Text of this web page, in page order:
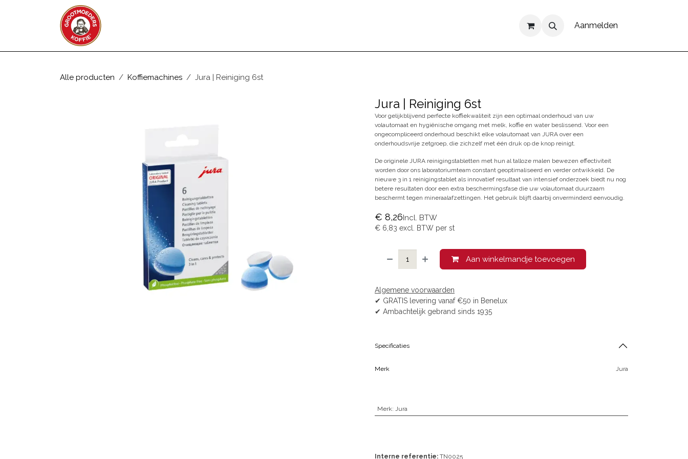
Overslaan naar inhoud
Aanmelden
Alle producten Koffiemachines Jura | Reiniging 6st
Jura | Reiniging 6st
Voor gelijkblijvend perfecte koffiekwaliteit zijn een optimaal onderhoud van uw
volautomaat en hygiënische omgang met melk, koffie en water beslissend. Voor een
ongecompliceerd onderhoud beschikt elke volautomaat van JURA over een
onderhoudsvrije zetgroep, die zichzelf met één druk op de knop reinigt.
De originele JURA reinigingstabletten met hun al talloze malen bewezen effectiviteit
worden door ons laboratoriumteam constant geoptimaliseerd en verder ontwikkeld. De
nieuwe 3 in 1 reinigingstablet als innovatief resultaat van intensief onderzoek biedt nu nog
betere resultaten door een extra beschermingsfase die uw volautomaat duurzaam
beschermt tegen mineraalafzettingen. Het gebruik blijft daarbij onverminderd eenvoudig.
€ 8,26Incl. BTW
€ 6,83 excl. BTW per st
Aan winkelmandje toevoegen
Algemene voorwaarden
✔ GRATIS levering vanaf €50 in Benelux
✔ Ambachtelijk gebrand sinds 1935
Specificaties
Merk Jura
Merk: Jura
Interne referentie: TN0025